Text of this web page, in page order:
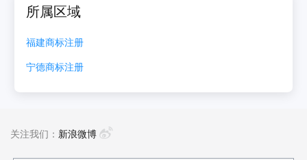
所属区域
福建商标注册
宁德商标注册